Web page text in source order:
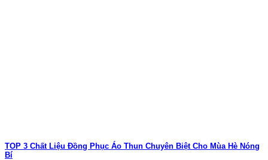
TOP 3 Chất Liệu Đồng Phục Áo Thun Chuyên Biệt Cho Mùa Hè Nóng
Bí